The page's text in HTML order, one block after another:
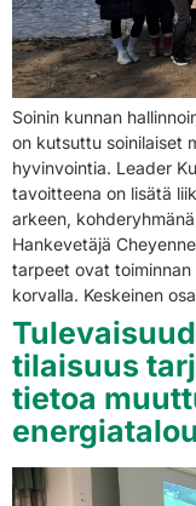
Soinin kunnan
on kutsuttu soinilaiset
hyvinvointia. Leader
tavoitteena on lisätä
arkeen,
Hankevetäjä
tarpeet ovat toiminnan
korvalla. Keskeinen
tilaisuus
tietoa